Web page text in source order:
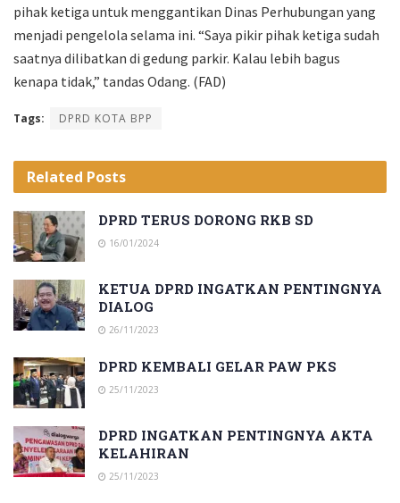
pihak ketiga untuk menggantikan Dinas Perhubungan yang
menjadi pengelola selama ini. “Saya pikir pihak ketiga sudah
saatnya dilibatkan di gedung parkir. Kalau lebih bagus
kenapa tidak,” tandas Odang. (FAD)
Tags: DPRD KOTA BPP
Related Posts
DPRD TERUS DORONG RKB SD
16/01/2024
KETUA DPRD INGATKAN PENTINGNYA
DIALOG
26/11/2023
DPRD KEMBALI GELAR PAW PKS
25/11/2023
DPRD INGATKAN PENTINGNYA AKTA
KELAHIRAN
25/11/2023